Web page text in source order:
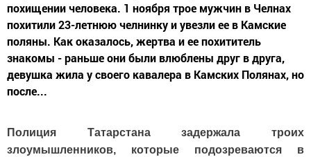
похищении человека. 1 ноября трое мужчин в Челнах
похитили 23-летнюю челнинку и увезли ее в Камские
поляны. Как оказалось, жертва и ее похититель
знакомы - раньше они были влюблены друг в друга,
девушка жила у своего кавалера в Камских Полянах, но
после...
Полиция Татарстана задержала троих
злоумышленников, которые подозреваются в